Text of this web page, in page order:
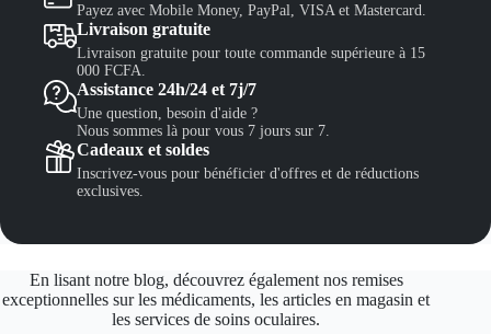
Payez avec Mobile Money, PayPal, VISA et Mastercard.
Livraison gratuite
Livraison gratuite pour toute commande supérieure à 15
000 FCFA.
Assistance 24h/24 et 7j/7
Une question, besoin d'aide ?
Nous sommes là pour vous 7 jours sur 7.
Cadeaux et soldes
Inscrivez-vous pour bénéficier d'offres et de réductions
exclusives.
En lisant notre blog, découvrez également nos remises
exceptionnelles sur les médicaments, les articles en magasin et
les services de soins oculaires.